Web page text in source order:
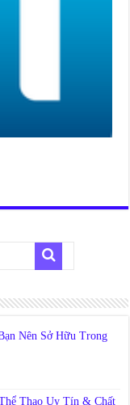
Nên Sở Hữu Trong
Thao Uy Tín & Chất